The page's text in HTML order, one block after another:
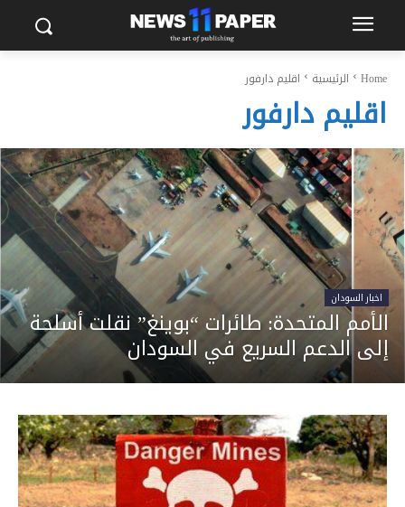
Home الرئيسية اقليم دارفور
اقليم دارفور
اخبار السودان
الأمم المتحدة: طائرات “بوينغ” نقلت أسلحة
إلى الدعم السريع في السودان